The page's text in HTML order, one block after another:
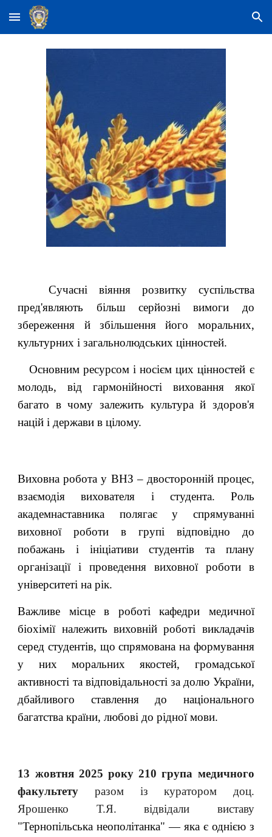
Skip to main content Skip to navigation
Сучасні віяння розвитку суспільства
пред'являють більш серйозні вимоги до
збереження й збільшення його моральних,
культурних і загальнолюдських цінностей.
Основним ресурсом і носієм цих цінностей є
молодь, від гармонійності виховання якої
багато в чому залежить культура й здоров'я
націй і держави в цілому.
Виховна робота у ВНЗ – двосторонній процес,
взаємодія вихователя і студента. Роль
академнаставника полягає у спрямуванні
виховної роботи в групі відповідно до
побажань і ініціативи студентів та плану
організації і проведення виховної роботи в
університеті на рік.
Важливе місце в роботі кафедри медичної
біохімії належить виховній роботі викладачів
серед студентів, що спрямована на формування
у них моральних якостей, громадської
активності та відповідальності за долю України,
дбайливого ставлення до національного
багатства країни, любові до рідної мови.
13 жовтня 2025 року 210 група медичного
факультету разом із куратором доц.
Ярошенко Т.Я. відвідали виставу
"Тернопільська неополітанка" — яка є однією з